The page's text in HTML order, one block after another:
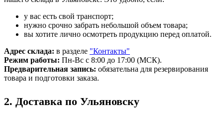
у вас есть свой транспорт;
нужно срочно забрать небольшой объем товара;
вы хотите лично осмотреть продукцию перед оплатой.
Адрес склада: в разделе "Контакты"
Режим работы: Пн-Вс с 8:00 до 17:00 (МСК).
Предварительная запись: обязательна для резервирования
товара и подготовки заказа.
2. Доставка по Ульяновску